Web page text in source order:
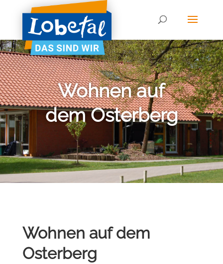
Wohnen auf
dem Osterberg
Wohnen auf dem
Osterberg